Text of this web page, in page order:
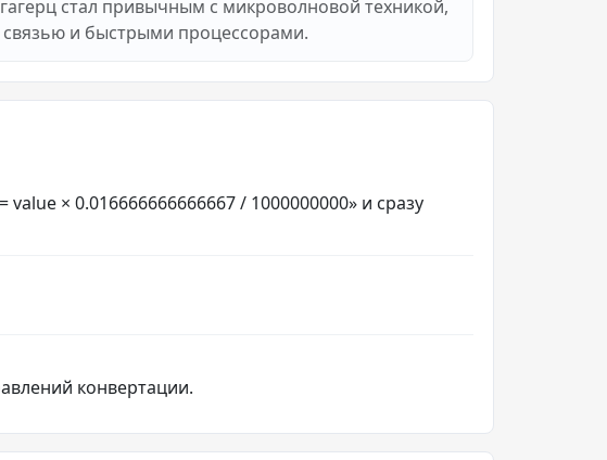
стал привычным с микроволновой техникой,
и быстрыми процессорами.
× 0.016666666666667 / 1000000000» и сразу
конвертации.